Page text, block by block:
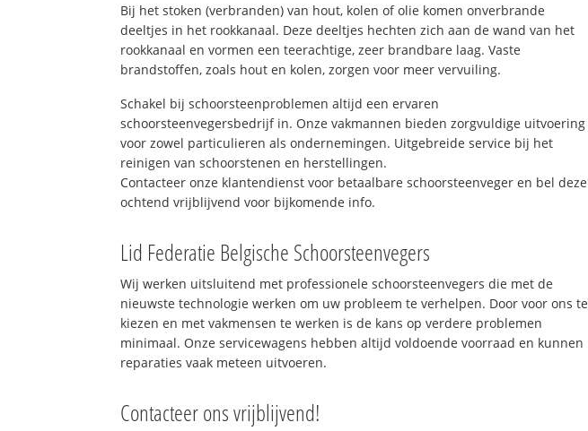
Bij het stoken (verbranden) van hout, kolen of olie komen onverbrande
deeltjes in het rookkanaal. Deze deeltjes hechten zich aan de wand van het
rookkanaal en vormen een teerachtige, zeer brandbare laag. Vaste
brandstoffen, zoals hout en kolen, zorgen voor meer vervuiling.
Schakel bij schoorsteenproblemen altijd een ervaren
schoorsteenvegersbedrijf in. Onze vakmannen bieden zorgvuldige uitvoering
voor zowel particulieren als ondernemingen. Uitgebreide service bij het
reinigen van schoorstenen en herstellingen.
Contacteer onze klantendienst voor betaalbare schoorsteenveger en bel deze
ochtend vrijblijvend voor bijkomende info.
Lid Federatie Belgische Schoorsteenvegers
Wij werken uitsluitend met professionele schoorsteenvegers die met de
nieuwste technologie werken om uw probleem te verhelpen. Door voor ons te
kiezen en met vakmensen te werken is de kans op verdere problemen
minimaal. Onze servicewagens hebben altijd voldoende voorraad en kunnen
reparaties vaak meteen uitvoeren.
Contacteer ons vrijblijvend!